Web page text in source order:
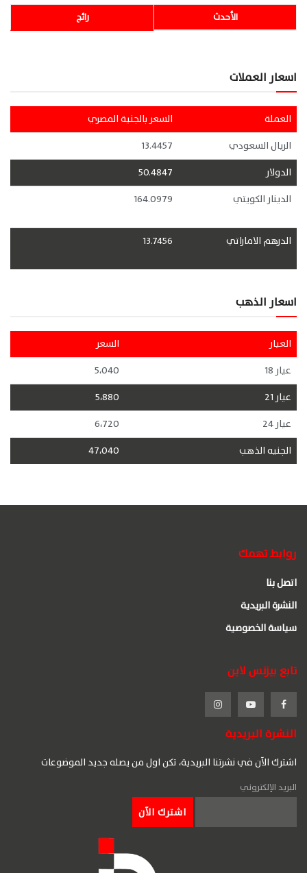
رائج الأحدث
اسعار العملات
العملة
السعر بالجنية المصري
الريال السعودي
13.4457
الدولار
50.4847
الدينار الكويتي
164.0979
الدرهم الاماراتي 13.7456
اسعار الذهب
العيار
السعر
عيار 18
5،040
عيار 21
5،880
عيار 24
6،720
الجنيه الذهب
47،040
روابط تهمك
اتصل بنا
النشرة البريدية
سياسة الخصوصية
تابع بيزنس لاين
النشرة البريدية
اشترك الآن في نشرتنا البريدية، تكن اول من يصله جديد الموضوعات
البريد الإلكتروني